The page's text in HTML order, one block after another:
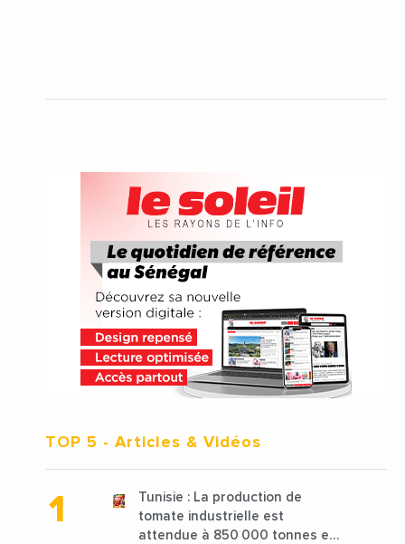
TOP 5 - Articles & Vidéos
Tunisie : La production de
tomate industrielle est
attendue à 850 000 tonnes en